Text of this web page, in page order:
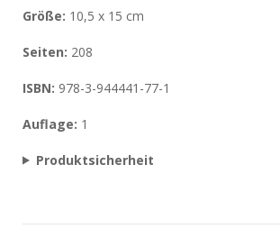
Größe: 10,5 x 15 cm
Seiten: 208
ISBN: 978-3-944441-77-1
Auflage: 1
Produktsicherheit